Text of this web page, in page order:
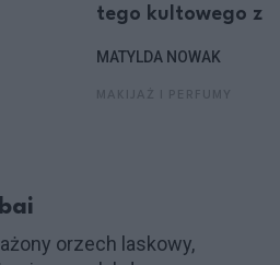
tego kultowego
MATYLDA NOWAK
orzech laskowy,